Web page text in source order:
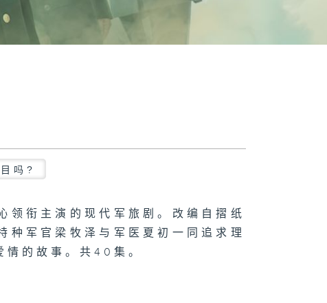
吗?
领衔主演的现代军旅剧。改编自摺纸
种军官梁牧泽与军医夏初一同追求理
情的故事。共40集。